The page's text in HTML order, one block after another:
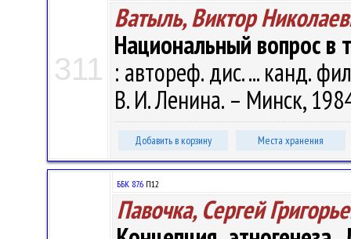
311
Ватыль, Виктор
Национальный вопрос в
: автореф. дис. ... канд.
В. И. Ленина. – Минск,
Добавить в корзину Места хранения
ББК 87.6 П12
Павочка, Сергей